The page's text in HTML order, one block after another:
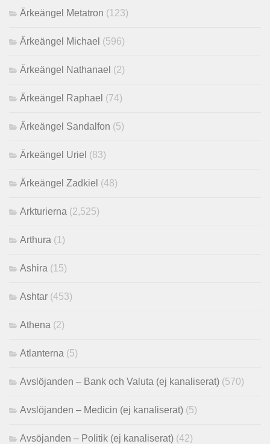
Ärkeängel Metatron (123)
Ärkeängel Michael (596)
Ärkeängel Nathanael (2)
Ärkeängel Raphael (74)
Ärkeängel Sandalfon (5)
Ärkeängel Uriel (83)
Ärkeängel Zadkiel (48)
Arkturierna (2,525)
Arthura (1)
Ashira (15)
Ashtar (453)
Athena (2)
Atlanterna (5)
Avslöjanden – Bank och Valuta (ej kanaliserat) (570)
Avslöjanden – Medicin (ej kanaliserat) (5)
Avsöjanden – Politik (ej kanaliserat) (42)